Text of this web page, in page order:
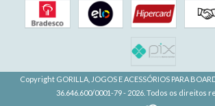
Copyright GORILLA, JOGOS E ACESSÓRIOS PARA
36.646.600/0001-79 - 2026. Todos os direitos